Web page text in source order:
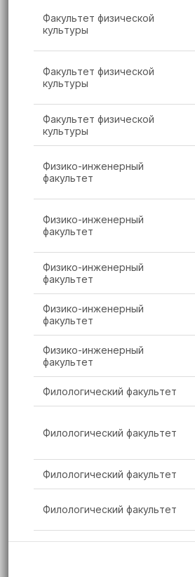
Факультет физической
культуры
Факультет физической
культуры
Факультет физической
культуры
Физико-инженерный
факультет
Физико-инженерный
факультет
Физико-инженерный
факультет
Физико-инженерный
факультет
Физико-инженерный
факультет
Филологический факультет
Филологический факультет
Филологический факультет
Филологический факультет